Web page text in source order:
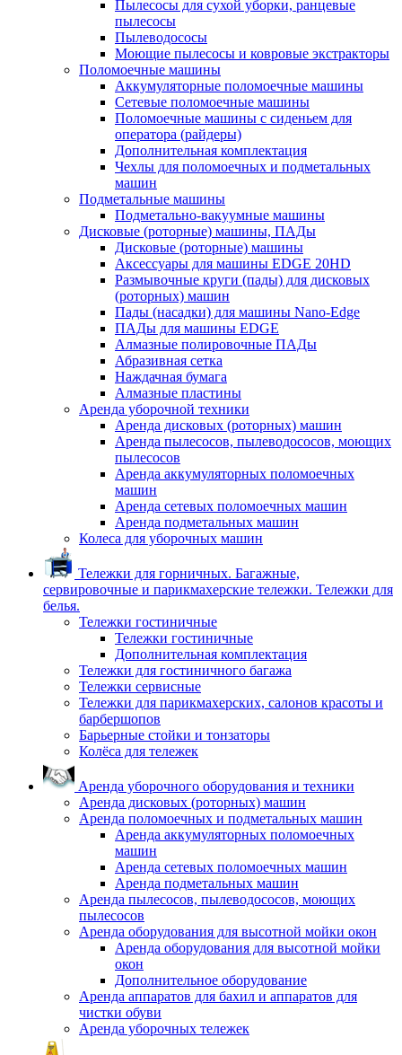
Пылесосы для сухой уборки, ранцевые
пылесосы
Пылеводососы
Моющие пылесосы и ковровые экстракторы
Поломоечные машины
Аккумуляторные поломоечные машины
Сетевые поломоечные машины
Поломоечные машины с сиденьем для
оператора (райдеры)
Дополнительная комплектация
Чехлы для поломоечных и подметальных
машин
Подметальные машины
Подметально-вакуумные машины
Дисковые (роторные) машины, ПАДы
Дисковые (роторные) машины
Аксессуары для машины EDGE 20HD
Размывочные круги (пады) для дисковых
(роторных) машин
Пады (насадки) для машины Nano-Edge
ПАДы для машины EDGE
Алмазные полировочные ПАДы
Абразивная сетка
Наждачная бумага
Алмазные пластины
Аренда уборочной техники
Аренда дисковых (роторных) машин
Аренда пылесосов, пылеводососов, моющих
пылесосов
Аренда аккумуляторных поломоечных
машин
Аренда сетевых поломоечных машин
Аренда подметальных машин
Колеса для уборочных машин
Тележки для горничных. Багажные,
сервировочные и парикмахерские тележки. Тележки для
белья.
Тележки гостиничные
Тележки гостиничные
Дополнительная комплектация
Тележки для гостиничного багажа
Тележки сервисные
Тележки для парикмахерских, салонов красоты и
барбершопов
Барьерные стойки и тонзаторы
Колёса для тележек
Аренда уборочного оборудования и техники
Аренда дисковых (роторных) машин
Аренда поломоечных и подметальных машин
Аренда аккумуляторных поломоечных
машин
Аренда сетевых поломоечных машин
Аренда подметальных машин
Аренда пылесосов, пылеводососов, моющих
пылесосов
Аренда оборудования для высотной мойки окон
Аренда оборудования для высотной мойки
окон
Дополнительное оборудование
Аренда аппаратов для бахил и аппаратов для
чистки обуви
Аренда уборочных тележек